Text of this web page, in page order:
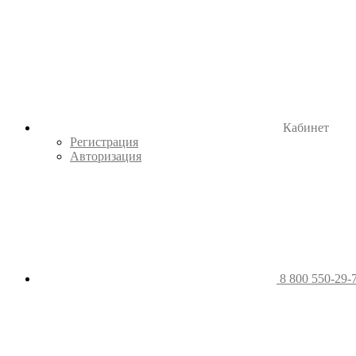
Кабинет
Регистрация
Авторизация
8 800 550-29-